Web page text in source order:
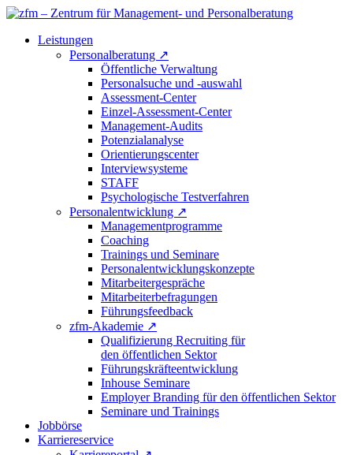
Leistungen
Personalberatung ↗
Öffentliche Verwaltung
Personalsuche und -auswahl
Assessment-Center
Einzel-Assessment-Center
Management-Audits
Potenzialanalyse
Orientierungscenter
Interviewsysteme
STAFF
Psychologische Testverfahren
Personalentwicklung ↗
Managementprogramme
Coaching
Trainings und Seminare
Personalentwicklungskonzepte
Mitarbeitergespräche
Mitarbeiterbefragungen
Führungsfeedback
zfm-Akademie ↗
Qualifizierung Recruiting für
den öffentlichen Sektor
Führungskräfteentwicklung
Inhouse Seminare
Employer Branding für den öffentlichen Sektor
Seminare und Trainings
Jobbörse
Karriereservice